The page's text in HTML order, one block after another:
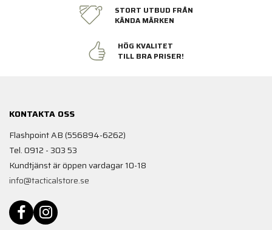
STORT UTBUD FRÅN
KÄNDA MÄRKEN
HÖG KVALITET
TILL BRA PRISER!
KONTAKTA OSS
Flashpoint AB (556894-6262)
Tel. 0912 - 303 53
Kundtjänst är öppen vardagar 10-18
info@tacticalstore.se